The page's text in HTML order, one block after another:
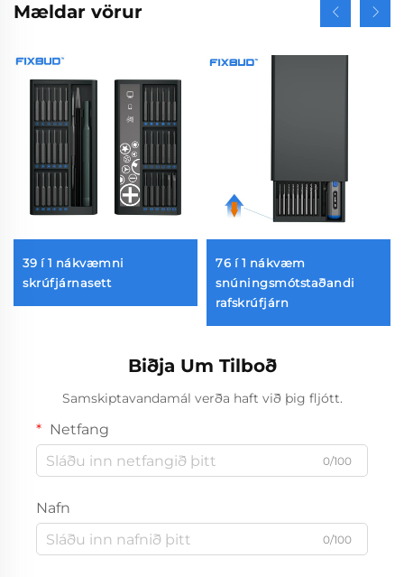
Mældar vörur
39 í 1 nákvæmni
skrúfjárnasett
76 í 1 nákvæm
snúningsmótstaðandi
rafskrúfjárn
Biðja Um Tilboð
Samskiptavandamál verða haft við þig fljótt.
Netfang
0/100
Nafn
0/100